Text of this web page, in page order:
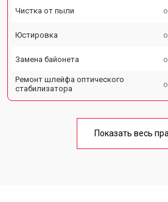
Чистка от пыли
Юстировка
Замена байонета
Ремонт шлейфа оптического
стабилизатора
Показать весь